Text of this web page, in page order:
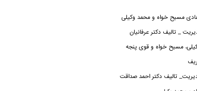
مسیح خواه و محمد وکیلی